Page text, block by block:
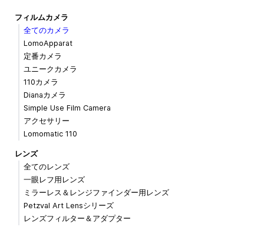
フィルムカメラ
全てのカメラ
LomoApparat
定番カメラ
ユニークカメラ
110カメラ
Dianaカメラ
Simple Use Film Camera
アクセサリー
Lomomatic 110
レンズ
全てのレンズ
一眼レフ用レンズ
ミラーレス＆レンジファインダー用レンズ
Petzval Art Lensシリーズ
レンズフィルター＆アダプター